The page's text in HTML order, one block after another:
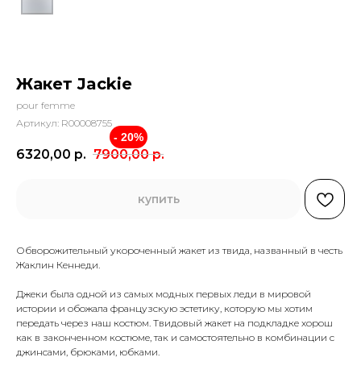
Жакет Jackie
pour femme
Артикул: R00008755
6320,00 р.
- 20%
7900,00 р.
купить
Обворожительный укороченный жакет из твида, названный в честь
Жаклин Кеннеди.
Джеки была одной из самых модных первых леди в мировой
истории и обожала французскую эстетику, которую мы хотим
передать через наш костюм. Твидовый жакет на подкладке хорош
как в законченном костюме, так и самостоятельно в комбинации с
джинсами, брюками, юбками.